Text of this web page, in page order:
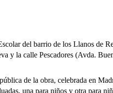
del barrio de los Llanos de
y la calle Pescadores (Avda.
de la obra, celebrada en
una para niños y otra para